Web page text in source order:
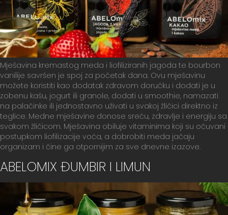
Mješavina kremastog meda i liofiliziranih jagoda te bourbon
vanilije savršen je spoj za početak dana. Ovu mješavinu
možete koristiti kao dodatak zdravom doručku i dodati je u
zobenu kašu, jogurt ili granole, dodati u smoothie, namazati
na palačinke ili jednostavno uživati u svakoj žličici direktno iz
teglice. Medne mješavine donose sreću, zdravlje i energiju sa
svakom žličicom. Mješavina obiluje vitaminima koji su očuvani
postupkom liofilizacije voća, a dobrobiti meda jačaju
organizam i čine ga otpornijim za sve dnevne izazove.
ABELOMIX ĐUMBIR I LIMUN